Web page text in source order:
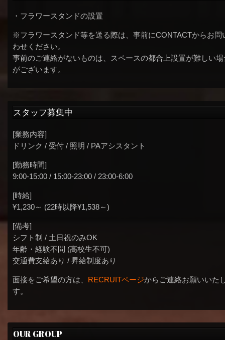
・フラワースタンドの設置
※フラワースタンド等を送る際は、事前にCONTACTからお問
わせください。
事前のご連絡がないものは、スペースの都合上設置が難しい場
がございます。
スタッフ募集中
[業務内容]
ドリンク / 受付 / 照明 / PAアシスタント
[勤務時間]
9:00-15:00 / 15:00-23:00 / 23:00-6:00
[時給]
¥1,230～ (22時以降¥1,538～)
[備考]
シフト制 / 土日祝のみOK
年齢・経験不問 (高校生不可)
交通費支給あり / 昇給制度あり
面接をご希望の方は、 RECRUITページからご連絡お願いいた
す。
OUR GROUP